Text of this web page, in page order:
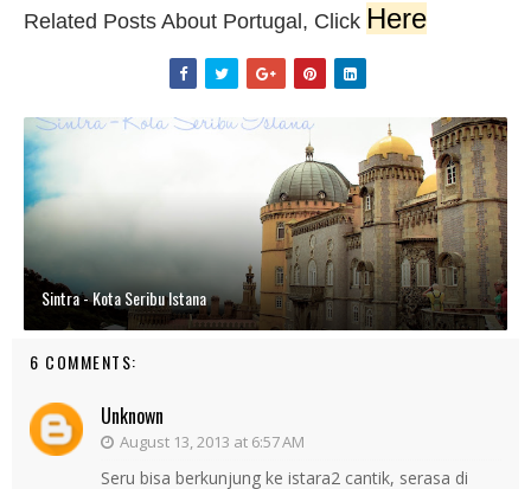
Related Posts About Portugal, Click Here
Sintra - Kota Seribu Istana
6 COMMENTS:
Unknown
August 13, 2013 at 6:57 AM
Seru bisa berkunjung ke istara2 cantik, serasa di